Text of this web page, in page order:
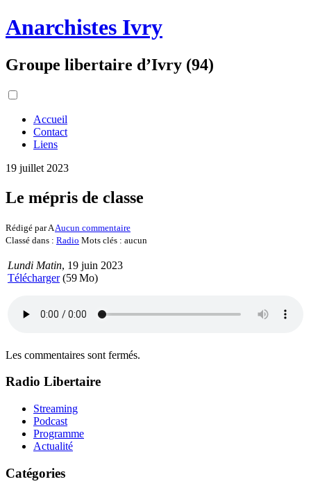
Anarchistes Ivry
Groupe libertaire d’Ivry (94)
Accueil
Contact
Liens
19 juillet 2023
Le mépris de classe
Rédigé par A Aucun commentaire
Classé dans : Radio Mots clés : aucun
Lundi Matin, 19 juin 2023
Télécharger(59 Mo)
Les commentaires sont fermés.
Radio Libertaire
Streaming
Podcast
Programme
Actualité
Catégories